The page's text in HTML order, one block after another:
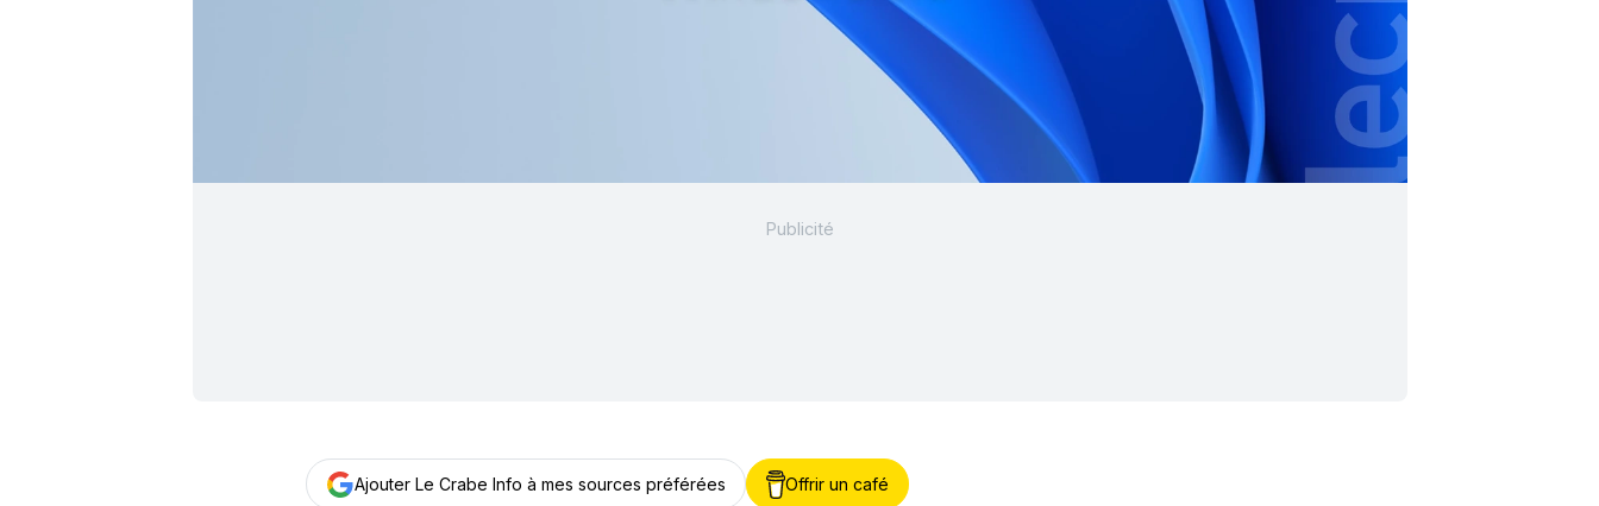
Ajouter Le Crabe Info à mes sources préférées Offrir un café